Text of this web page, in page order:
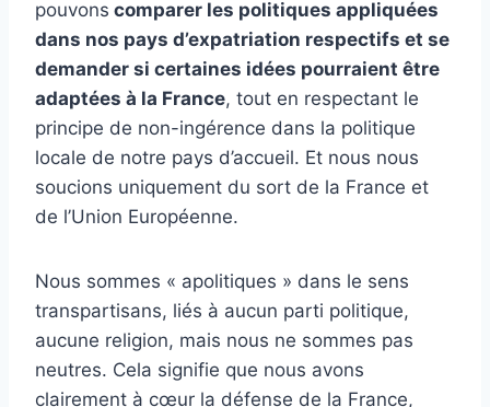
pouvons comparer les politiques appliquées
dans nos pays d’expatriation respectifs et se
demander si certaines idées pourraient être
adaptées à la France, tout en respectant le
principe de non-ingérence dans la politique
locale de notre pays d’accueil. Et nous nous
soucions uniquement du sort de la France et
de l’Union Européenne.
Nous sommes « apolitiques » dans le sens
transpartisans, liés à aucun parti politique,
aucune religion, mais nous ne sommes pas
neutres. Cela signifie que nous avons
clairement à cœur la défense de la France,